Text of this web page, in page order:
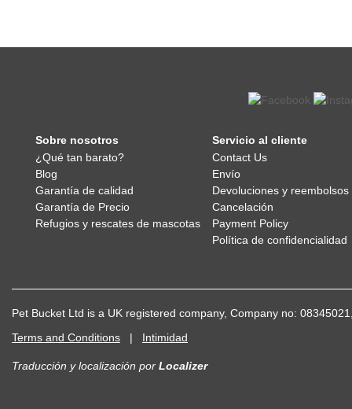
Sobre nosotros
¿Qué tan barato?
Blog
Garantía de calidad
Garantía de Precio
Refugios y rescates de mascotas
Servicio al cliente
Contact Us
Envío
Devoluciones y reembolsos
Cancelación
Payment Policy
Política de confidencialidad
Pet Bucket Ltd is a UK registered company, Company no:
Terms and Conditions | Intimidad
Traducción y localización por Localizer